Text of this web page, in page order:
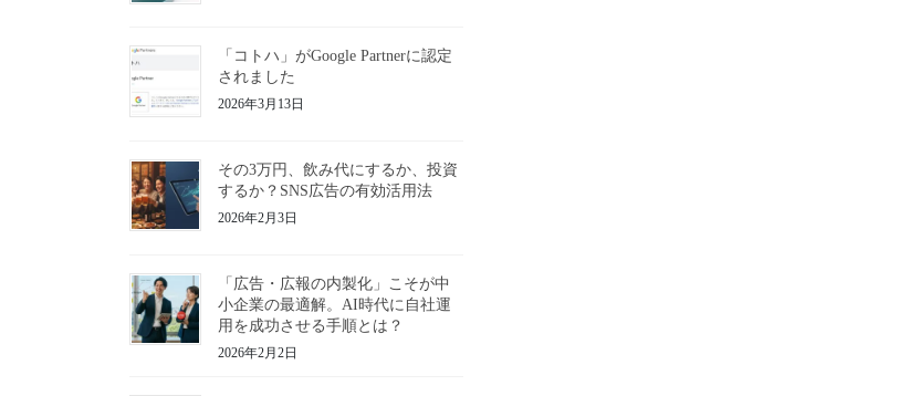
「コトハ」がGoogle Partnerに認定
されました
2026年3月13日
その3万円、飲み代にするか、投資
するか？SNS広告の有効活用法
2026年2月3日
「広告・広報の内製化」こそが中
小企業の最適解。AI時代に自社運
用を成功させる手順とは？
2026年2月2日